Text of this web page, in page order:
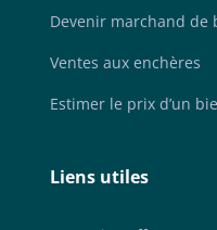
Devenir marchand de
Ventes aux enchères
Estimer le prix d’un
Liens utiles